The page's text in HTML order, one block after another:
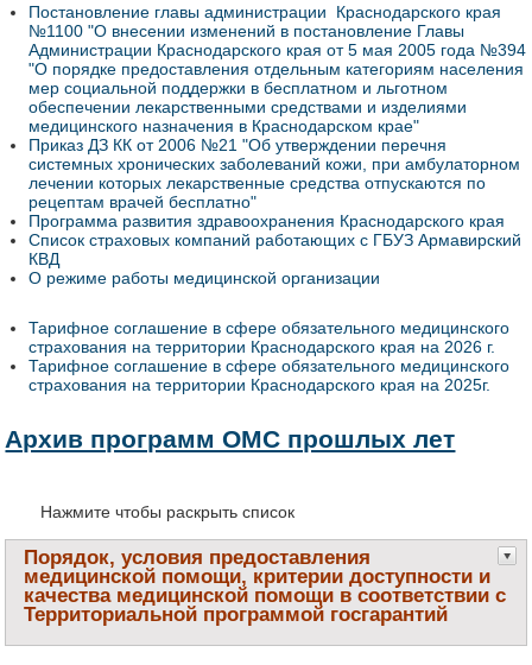
Постановление главы администрации Краснодарского края
№1100 "О внесении изменений в постановление Главы
Администрации Краснодарского края от 5 мая 2005 года №394
"О порядке предоставления отдельным категориям населения
мер социальной поддержки в бесплатном и льготном
обеспечении лекарственными средствами и изделиями
медицинского назначения в Краснодарском крае"
Приказ ДЗ КК от 2006 №21 "Об утверждении перечня
системных хронических заболеваний кожи, при амбулаторном
лечении которых лекарственные средства отпускаются по
рецептам врачей бесплатно"
Программа развития здравоохранения Краснодарского края
Cписок страховых компаний работающих с ГБУЗ Армавирский
КВД
О режиме работы медицинской организации
Тарифное соглашение в сфере обязательного медицинского
страхования на территории Краснодарского края на 2026 г.
Тарифное соглашение в сфере обязательного медицинского
страхования на территории Краснодарского края на 2025г.
Архив программ ОМС прошлых лет
Нажмите чтобы раскрыть список
Порядок, условия предоставления
медицинской помощи, критерии доступности и
качества медицинской помощи в соответствии с
Территориальной программой госгарантий